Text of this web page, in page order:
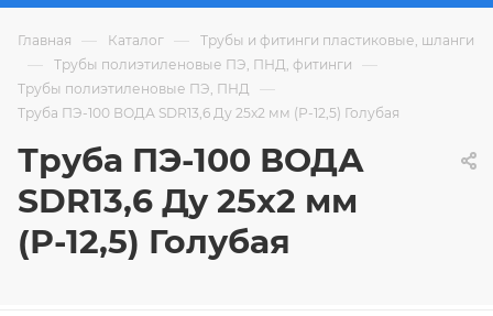
Главная — Каталог — Трубы и фитинги пластиковые, шланги
— Трубы полиэтиленовые ПЭ, ПНД, фитинги —
Трубы полиэтиленовые ПЭ, ПНД —
Труба ПЭ-100 ВОДА SDR13,6 Ду 25х2 мм (Р-12,5) Голубая
Труба ПЭ-100 ВОДА
SDR13,6 Ду 25х2 мм
(Р-12,5) Голубая